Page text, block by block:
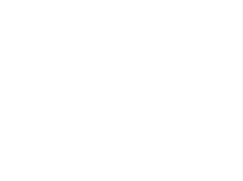
Прозорі умови співпраці без
підходить для ділових поїздок,